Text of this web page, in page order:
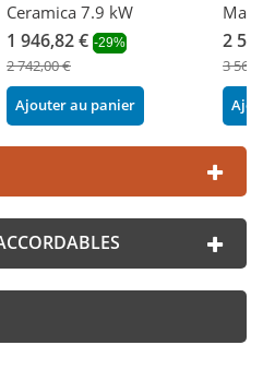
Ceramica 7.9 kW
1 946,82 € -29%
2 742,00 €
Ajouter au panier
2
3